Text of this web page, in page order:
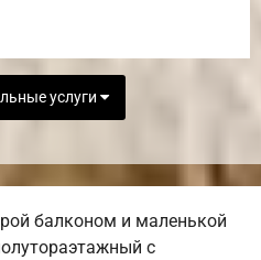
услуги
балконом и маленькой
с